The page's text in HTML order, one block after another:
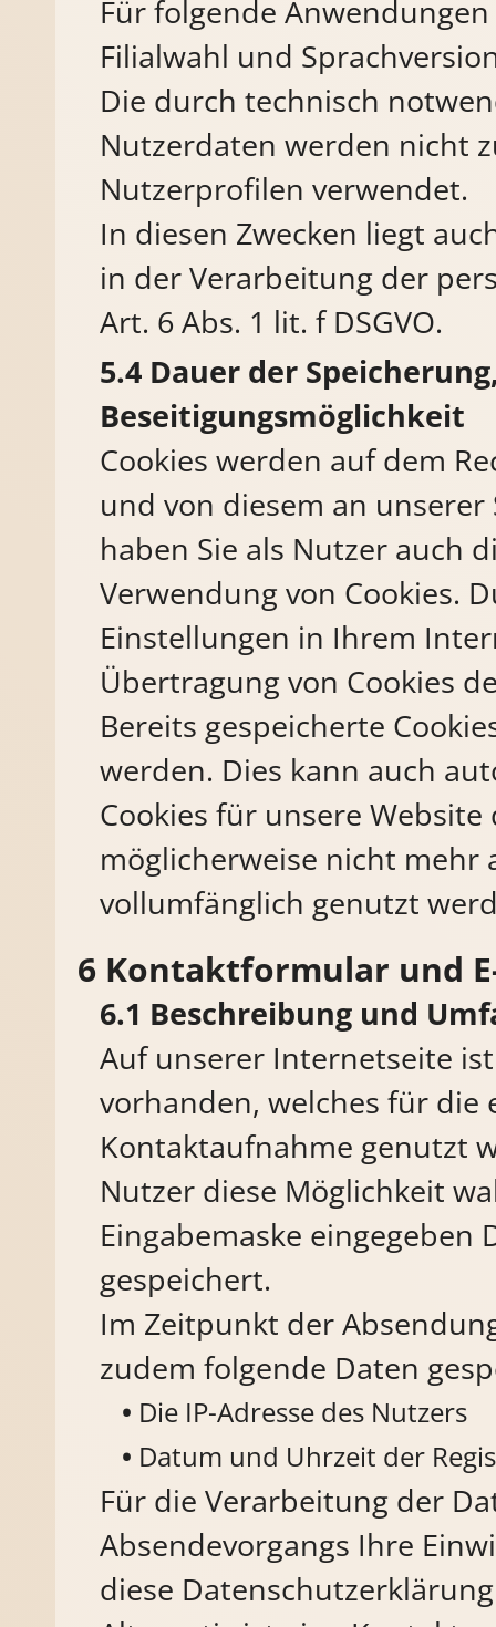
Für folgende
Filialwahl und
Die durch technisch
Nutzerdaten werden nicht
Nutzerprofilen verwendet.
In diesen Zwecken liegt
in der Verarbeitung der
Art. 6 Abs. 1 lit. f DSGVO.
Dauer der
Beseitigungsmöglichkeit
Cookies werden auf dem
und von diesem an
haben Sie als Nutzer auch
Verwendung von Cookies.
Einstellungen in Ihrem
Übertragung von Cookies
Bereits gespeicherte
werden. Dies kann auch
Cookies für unsere
möglicherweise nicht mehr
vollumfänglich genutzt
Kontaktformular und
Beschreibung und
Auf unserer Internetseite
vorhanden, welches für die
Kontaktaufnahme genutzt
Nutzer diese Möglichkeit
Eingabemaske
gespeichert.
Im Zeitpunkt der
zudem folgende Daten
Die IP-Adresse des Nutzers
Datum und Uhrzeit der
Für die Verarbeitung der
Absendevorgangs Ihre
diese